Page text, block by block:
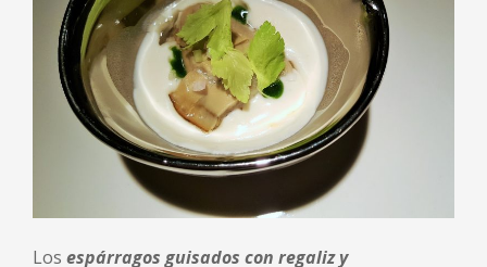
Los espárragos guisados con regaliz y